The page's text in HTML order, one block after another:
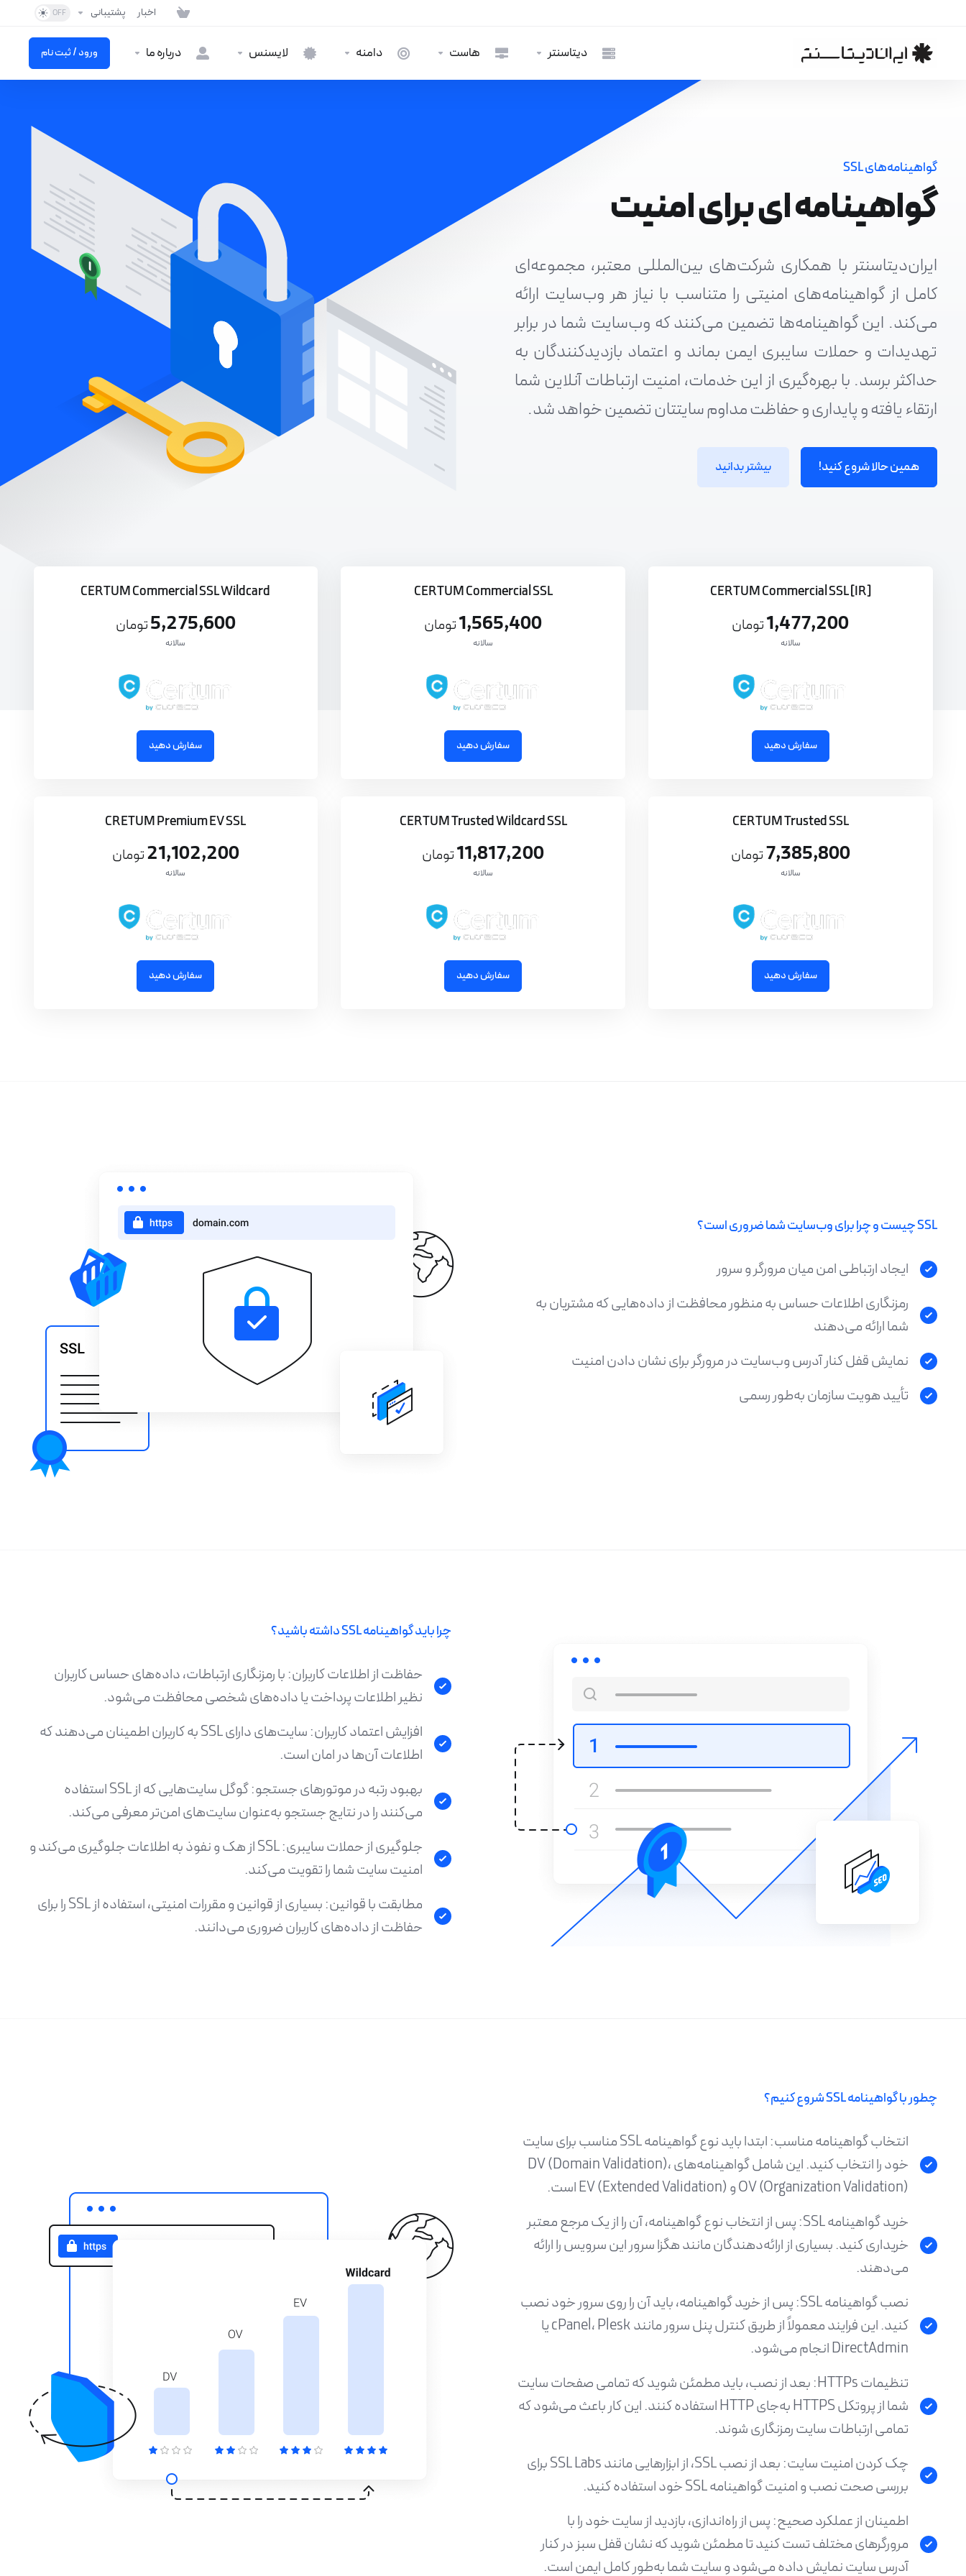
اخبار پشتیبانی
دیتاسنتر هاست دامنه لایسنس درباره ما ورود / ثبت نام
گواهینامه‌های SSL
گواهینامه ای برای امنیت
ایران‌دیتاسنتر با همکاری شرکت‌های بین‌المللی معتبر، مجموعه‌ای
کامل از گواهینامه‌های امنیتی را متناسب با نیاز هر وب‌سایت ارائه
می‌کند. این گواهینامه‌ها تضمین می‌کنند که وب‌سایت شما در برابر
تهدیدات و حملات سایبری ایمن بماند و اعتماد بازدیدکنندگان به
حداکثر برسد. با بهره‌گیری از این خدمات، امنیت ارتباطات آنلاین شما
ارتقاء یافته و پایداری و حفاظت مداوم سایتتان تضمین خواهد شد.
همین حالا شروع کنید! بیشتر بدانید
CERTUM Commercial SSL [IR]
1,477,200تومان
سالانه
سفارش دهید
CERTUM Commercial SSL
1,565,400تومان
سالانه
سفارش دهید
CERTUM Commercial SSL Wildcard
5,275,600تومان
سالانه
سفارش دهید
CERTUM Trusted SSL
7,385,800تومان
سالانه
سفارش دهید
CERTUM Trusted Wildcard SSL
11,817,200تومان
سالانه
سفارش دهید
CRETUM Premium EV SSL
21,102,200تومان
سالانه
سفارش دهید
SSL چیست و چرا برای وب‌سایت شما ضروری است؟
ایجاد ارتباطی امن میان مرورگر و سرور
رمزنگاری اطلاعات حساس به منظور محافظت از داده‌هایی که مشتریان به
شما ارائه می‌دهند
نمایش قفل کنار آدرس وب‌سایت در مرورگر برای نشان دادن امنیت
تأیید هویت سازمان به‌طور رسمی
چرا باید گواهینامه SSL داشته باشید؟
حفاظت از اطلاعات کاربران: با رمزنگاری ارتباطات، داده‌های حساس کاربران
نظیر اطلاعات پرداخت یا داده‌های شخصی محافظت می‌شود.
افزایش اعتماد کاربران: سایت‌های دارای SSL به کاربران اطمینان می‌دهند که
اطلاعات آن‌ها در امان است.
بهبود رتبه در موتورهای جستجو: گوگل سایت‌هایی که از SSL استفاده
می‌کنند را در نتایج جستجو به‌عنوان سایت‌های امن‌تر معرفی می‌کند.
جلوگیری از حملات سایبری: SSL از هک و نفوذ به اطلاعات جلوگیری می‌کند و
امنیت سایت شما را تقویت می‌کند.
مطابقت با قوانین: بسیاری از قوانین و مقررات امنیتی، استفاده از SSL را برای
حفاظت از داده‌های کاربران ضروری می‌دانند.
چطور با گواهینامه SSL شروع کنیم؟
انتخاب گواهینامه مناسب: ابتدا باید نوع گواهینامه SSL مناسب برای سایت
خود را انتخاب کنید. این شامل گواهینامه‌های DV (Domain Validation)،
OV (Organization Validation) و EV (Extended Validation) است.
خرید گواهینامه SSL: پس از انتخاب نوع گواهینامه، آن را از یک مرجع معتبر
خریداری کنید. بسیاری از ارائه‌دهندگان مانند هگزا سرور این سرویس را ارائه
می‌دهند.
نصب گواهینامه SSL: پس از خرید گواهینامه، باید آن را روی سرور خود نصب
کنید. این فرایند معمولاً از طریق کنترل پنل سرور مانند cPanel، Plesk یا
DirectAdmin انجام می‌شود.
تنظیمات HTTPs: بعد از نصب، باید مطمئن شوید که تمامی صفحات سایت
شما از پروتکل HTTPS به‌جای HTTP استفاده کنند. این کار باعث می‌شود که
تمامی ارتباطات سایت رمزنگاری شوند.
چک کردن امنیت سایت: بعد از نصب SSL، از ابزارهایی مانند SSL Labs برای
بررسی صحت نصب و امنیت گواهینامه SSL خود استفاده کنید.
اطمینان از عملکرد صحیح: پس از راه‌اندازی، بازدید از سایت خود را با
مرورگرهای مختلف تست کنید تا مطمئن شوید که نشان قفل سبز در کنار
آدرس سایت نمایش داده می‌شود و سایت شما به‌طور کامل ایمن است.